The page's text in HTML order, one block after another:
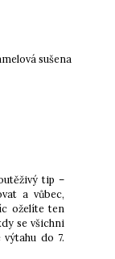
sušena
tip –
a vůbec,
oželíte ten
se všichni
do 7.